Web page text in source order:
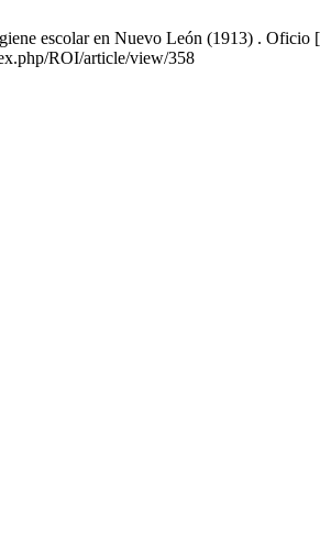
escolar en Nuevo León (1913) .
ROI/article/view/358